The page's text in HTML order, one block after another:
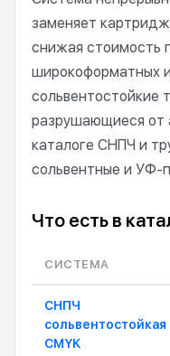
заменяет
снижая стоимость
широкоформатных
сольвентостойкие
разрушающиеся от
каталоге СНПЧ и
сольвентные и УФ-
Что есть в
СИСТЕМА
СНПЧ
сольвентостойкая
CMYK